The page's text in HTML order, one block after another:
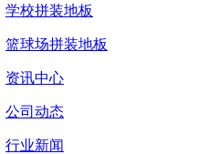
学校拼装地板
篮球场拼装地板
资讯中心
公司动态
行业新闻